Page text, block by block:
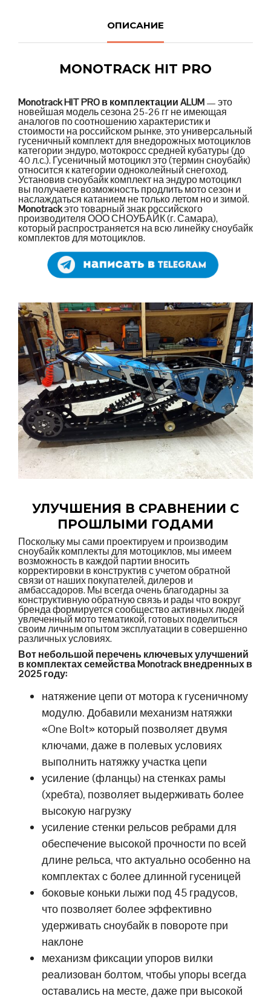
ОПИСАНИЕ
MONOTRACK HIT PRO
Monotrack HIT PRO в комплектации ALUM— это
новейшая модель сезона 25-26 гг не имеющая
аналогов по соотношению характеристик и
стоимости на российском рынке, это универсальный
гусеничный комплект для внедорожных мотоциклов
категории эндуро, мотокросс средней кубатуры (до
40 л.с.). Гусеничный мотоцикл это (термин сноубайк)
относится к категории одноколейный снегоход.
Установив сноубайк комплект на эндуро мотоцикл
вы получаете возможность продлить мото сезон и
наслаждаться катанием не только летом но и зимой.
Monotrackэто товарный знак российского
производителя ООО СНОУБАЙК (г. Самара),
который распространяется на всю линейку сноубайк
комплектов для мотоциклов.
УЛУЧШЕНИЯ В СРАВНЕНИИ С
ПРОШЛЫМИ ГОДАМИ
Поскольку мы сами проектируем и производим
сноубайк комплекты для мотоциклов, мы имеем
возможность в каждой партии вносить
корректировки в конструктив с учетом обратной
связи от наших покупателей, дилеров и
амбассадоров. Мы всегда очень благодарны за
конструктивную обратную связь и рады что вокруг
бренда формируется сообщество активных людей
увлеченный мото тематикой, готовых поделиться
своим личным опытом эксплуатации в совершенно
различных условиях.
Вот небольшой перечень ключевых улучшений
в комплектах семейства Monotrack внедренных в
2025 году:
натяжение цепи от мотора к гусеничному
модулю. Добавили механизм натяжки
«One Bolt» который позволяет двумя
ключами, даже в полевых условиях
выполнить натяжку участка цепи
усиление (фланцы) на стенках рамы
(хребта), позволяет выдерживать более
высокую нагрузку
усиление стенки рельсов ребрами для
обеспечение высокой прочности по всей
длине рельса, что актуально особенно на
комплектах с более длинной гусеницей
боковые коньки лыжи под 45 градусов,
что позволяет более эффективно
удерживать сноубайк в повороте при
наклоне
механизм фиксации упоров вилки
реализован болтом, чтобы упоры всегда
оставались на месте, даже при высокой